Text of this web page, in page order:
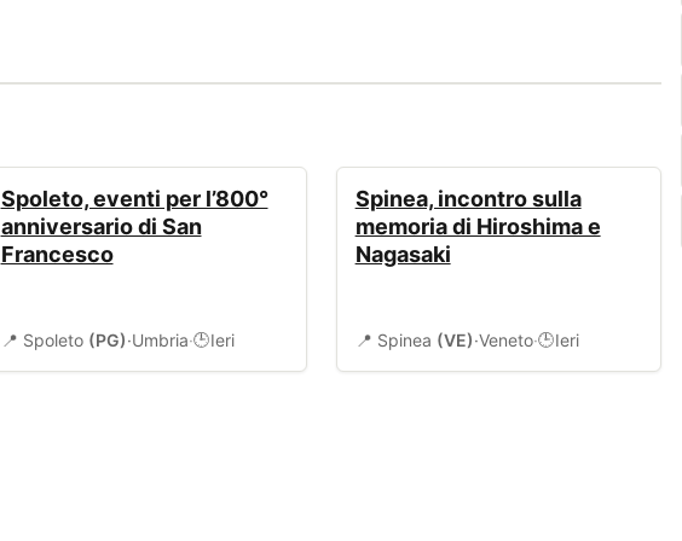
Spoleto, eventi per l’800°
anniversario di San
Francesco
📍 Spoleto (PG)·Umbria·🕒Ieri
Spinea, incontro sulla
memoria di Hiroshima e
Nagasaki
📍 Spinea (VE)·Veneto·🕒Ieri